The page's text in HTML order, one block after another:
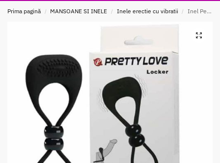
Prima pagină / MANSOANE SI INELE / Inele erectie cu vibratii / Inel Penis Pretty Love Locker